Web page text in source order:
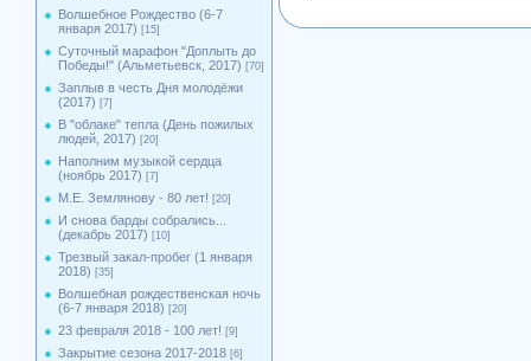
Волшебное Рождество (6-7
января 2017) [15]
Суточный марафон "Доплыть до
Победы!" (Альметьевск, 2017) [70]
Заплыв в честь Дня молодёжи
(2017) [7]
В "облаке" тепла (День пожилых
людей, 2017) [20]
Наполним музыкой сердца
(ноябрь 2017) [7]
М.Е. Землянову - 80 лет! [20]
И снова барды собрались...
(декабрь 2017) [10]
Трезвый закал-пробег (1 января
2018) [35]
Волшебная рождественская ночь
(6-7 января 2018) [20]
23 февраля 2018 - 100 лет! [9]
Закрытие сезона 2017-2018 [6]